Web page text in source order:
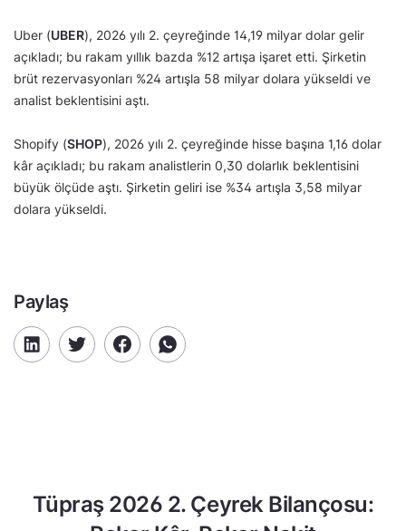
Uber (UBER), 2026 yılı 2. çeyreğinde 14,19 milyar dolar gelir
açıkladı; bu rakam yıllık bazda %12 artışa işaret etti. Şirketin
brüt rezervasyonları %24 artışla 58 milyar dolara yükseldi ve
analist beklentisini aştı.
Shopify (SHOP), 2026 yılı 2. çeyreğinde hisse başına 1,16 dolar
kâr açıkladı; bu rakam analistlerin 0,30 dolarlık beklentisini
büyük ölçüde aştı. Şirketin geliri ise %34 artışla 3,58 milyar
dolara yükseldi.
Paylaş
Tüpraş 2026 2. Çeyrek Bilançosu: